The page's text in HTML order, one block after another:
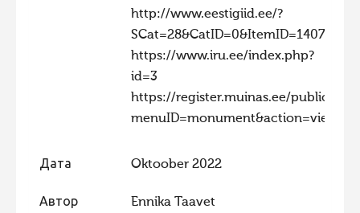
http://www.eestigiid.ee/?
SCat=28&CatID=0&ItemID=1407
https://www.iru.ee/index.php?
id=3 ​​
https://register.muinas.ee/
Дата Oktoober 2022
Автор Ennika Taavet